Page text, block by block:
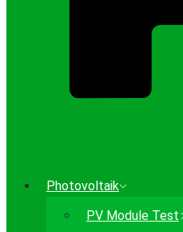
Photovoltaik
PV Module Test